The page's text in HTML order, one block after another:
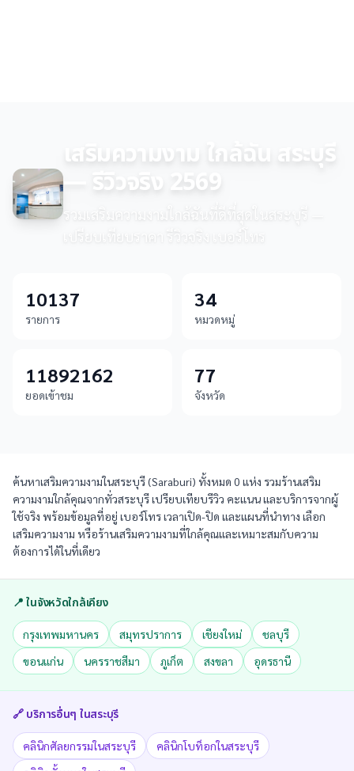
เสริมความงาม ใกล้ฉัน สระบุรี
— รีวิวจริง 2569
รวมเสริมความงามใกล้ฉันที่ดีที่สุดในสระบุรี —
เปรียบเทียบราคา รีวิวจริง เบอร์โทร
10137
รายการ
34
หมวดหมู่
11892162
ยอดเข้าชม
77
จังหวัด
ค้นหาเสริมความงามในสระบุรี (Saraburi) ทั้งหมด 0 แห่ง รวมร้านเสริม
ความงามใกล้คุณจากทั่วสระบุรี เปรียบเทียบรีวิว คะแนน และบริการจากผู้
ใช้จริง พร้อมข้อมูลที่อยู่ เบอร์โทร เวลาเปิด-ปิด และแผนที่นำทาง เลือก
เสริมความงาม หรือร้านเสริมความงามที่ใกล้คุณและเหมาะสมกับความ
ต้องการได้ในที่เดียว
📍 ในจังหวัดใกล้เคียง
กรุงเทพมหานคร สมุทรปราการ เชียงใหม่
ชลบุรี
ขอนแก่น
นครราชสีมา ภูเก็ต สงขลา อุดรธานี
🔗 บริการอื่นๆ ในสระบุรี
คลินิกศัลยกรรมในสระบุรี
คลินิกโบท็อกในสระบุรี